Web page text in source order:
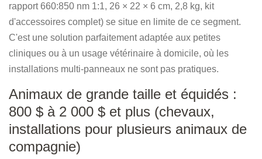
rapport 660:850 nm 1:1, 26 × 22 × 6 cm, 2,8 kg, kit
d'accessoires complet) se situe en limite de ce segment.
C'est une solution parfaitement adaptée aux petites
cliniques ou à un usage vétérinaire à domicile, où les
installations multi-panneaux ne sont pas pratiques.
Animaux de grande taille et équidés :
800 $ à 2 000 $ et plus (chevaux,
installations pour plusieurs animaux de
compagnie)